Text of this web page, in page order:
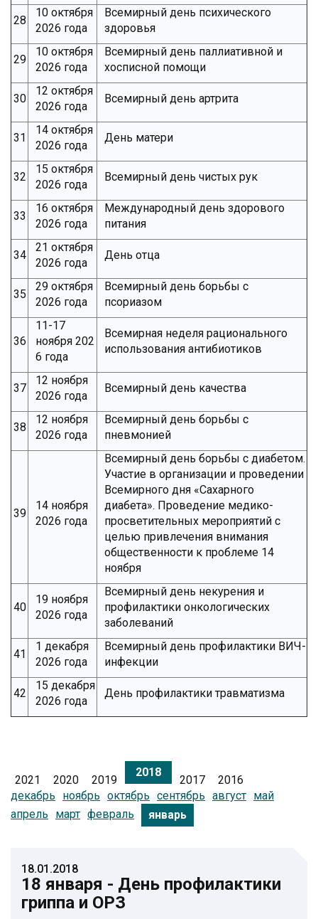
28
10 октября
2026 года
Всемирный день психического
здоровья
29
10 октября
2026 года
Всемирный день паллиативной и
хосписной помощи
30
12 октября
2026 года
Всемирный день артрита
31
14 октября
2026 года
День матери
32
15 октября
2026 года
Всемирный день чистых рук
33
16 октября
2026 года
Международный день здорового
питания
34
21 октября
2026 года
День отца
35
29 октября
2026 года
Всемирный день борьбы с
псориазом
36
11-17
ноября 202
6 года
Всемирная неделя рационального
использования антибиотиков
37
12 ноября
2026 года
Всемирный день качества
38
12 ноября
2026 года
Всемирный день борьбы с
пневмонией
39
14 ноября
2026 года
Всемирный день борьбы с диабетом.
Участие в организации и проведении
Всемирного дня «Сахарного
диабета». Проведение медико-
просветительных мероприятий с
целью привлечения внимания
общественности к проблеме 14
ноября
40
19 ноября
2026 года
Всемирный день некурения и
профилактики онкологических
заболеваний
41
1 декабря
2026 года
Всемирный день профилактики ВИЧ-
инфекции
42
15 декабря
2026 года
День профилактики травматизма
2021 2020 2019
2018
2017
2016
декабрь
ноябрь октябрь сентябрь август май
апрель
март февраль январь
18.01.2018
18 января - День профилактики
гриппа и ОРЗ